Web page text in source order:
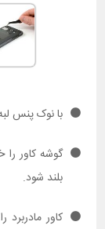
با نوک پنس
گوشه کاور
بلند شود.
کاور